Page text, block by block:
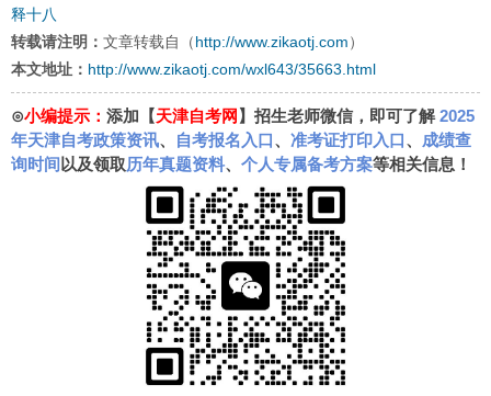
释十八
转载请注明： 文章转载自（ http://www.zikaotj.com ）
本文地址： http://www.zikaotj.com/wxl643/35663.html
⊙小编提示： 添加【天津自考网 】招生老师微信，即可了解2025
年天津自考政策资讯、 自考报名入口、 准考证打印入口、 成绩查
询时间 以及领取历年真题资料、 个人专属备考方案等相关信息！